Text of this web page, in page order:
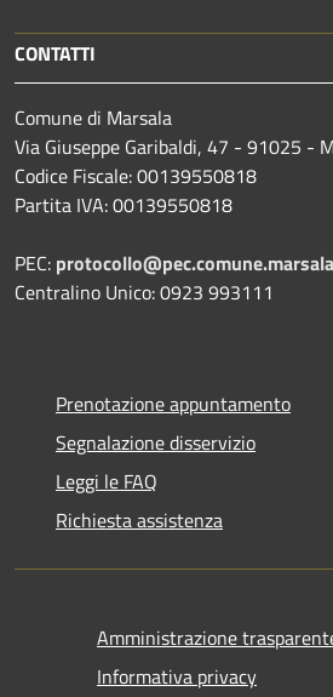
CONTATTI
Comune di Marsala
Via Giuseppe Garibaldi, 47 - 91025 -
Codice Fiscale: 00139550818
Partita IVA: 00139550818
PEC:
Centralino Unico: 0923 993111
Prenotazione appuntamento
Segnalazione disservizio
Leggi le FAQ
Richiesta assistenza
Amministrazione
Informativa privacy